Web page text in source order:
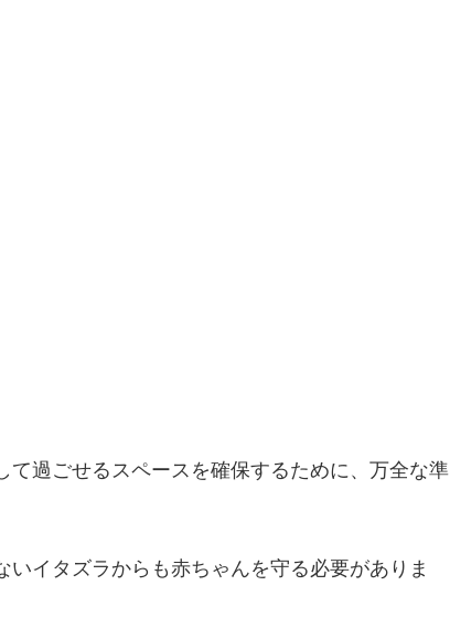
過ごせるスペースを確保するために、万全な準
イタズラからも赤ちゃんを守る必要がありま